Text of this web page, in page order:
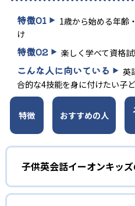
特徴01
1歳から始める年齢
け
特徴02 楽しく学べて資格
こんな人に向いている
英
合的な4技能を身に付けたい子
特徴 おすすめの人
子供英会話イーオンキッ
1
年齢別きめ